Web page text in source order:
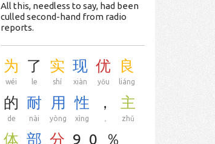
All this, needless to say, had been
culled second-hand from radio
reports.
为
wéi
了
le
实
shí
现
xiàn
优
yōu
良
liáng
的
de
耐
nài
用
yòng
性
xìng
，
，
主
zhǔ
体 部 分 9 0 ％